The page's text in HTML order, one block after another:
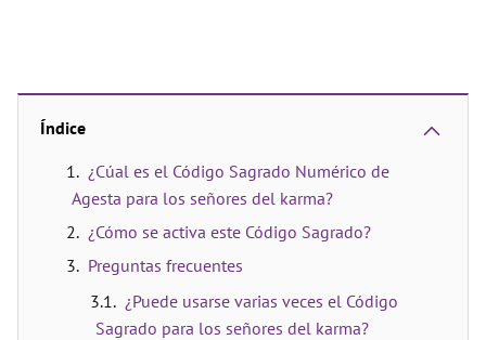
Índice
¿Cúal es el Código Sagrado Numérico de
Agesta para los señores del karma?
¿Cómo se activa este Código Sagrado?
Preguntas frecuentes
¿Puede usarse varias veces el Código
Sagrado para los señores del karma?